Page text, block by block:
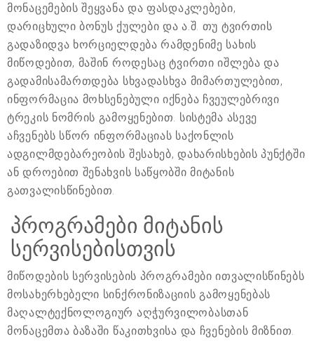
მონაცემების შეყვანა და ფასდაკლებები,
დარიცხული ბონუს ქულები და ა.შ. თუ ტვირთის
გადაზიდვა ხორციელდება რამდენიმე სახის
მიწოდებით, მაშინ როდესაც ტვირთი იშლება და
გადამისამართდება სხვადასხვა მიმართულებით,
ინფორმაცია მოხსენებული იქნება ჩვეულებრივი
ტრეკის ნომრის გამოყენებით. სისტემა ასევე
აჩვენებს სწორ ინფორმაციას საქონლის
ადგილმდებარეობის შესახებ, დახარისხების პუნქტში
ან დროებით შენახვის საწყობში მიტანის
გათვალისწინებით.
პროგრამები მიტანის
სერვისებისთვის
მიწოდების სერვისების პროგრამები ითვალისწინებს
მოსახერხებელი სინქრონიზაციის გამოყენებას
მაღალტექნოლოგიურ აღჭურვილობასთან
მონაცემთა ბაზაში წაკითხვისა და ჩვენების მიზნით.